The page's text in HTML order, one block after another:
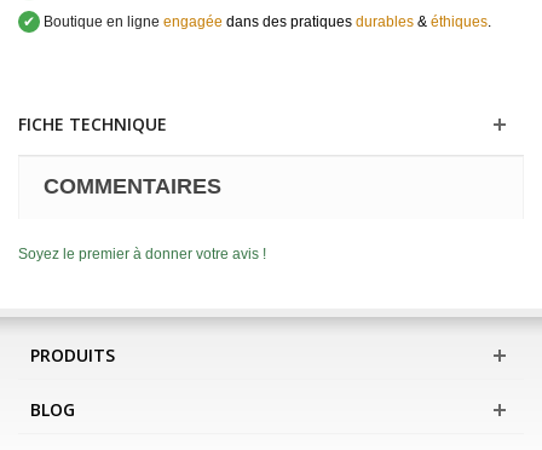
✔
Boutique en ligne engagée dans des pratiques durables & éthiques.
FICHE TECHNIQUE
COMMENTAIRES
Soyez le premier à donner votre avis !
PRODUITS
BLOG